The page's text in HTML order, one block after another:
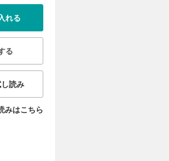
れる
る
読み
みはこちら